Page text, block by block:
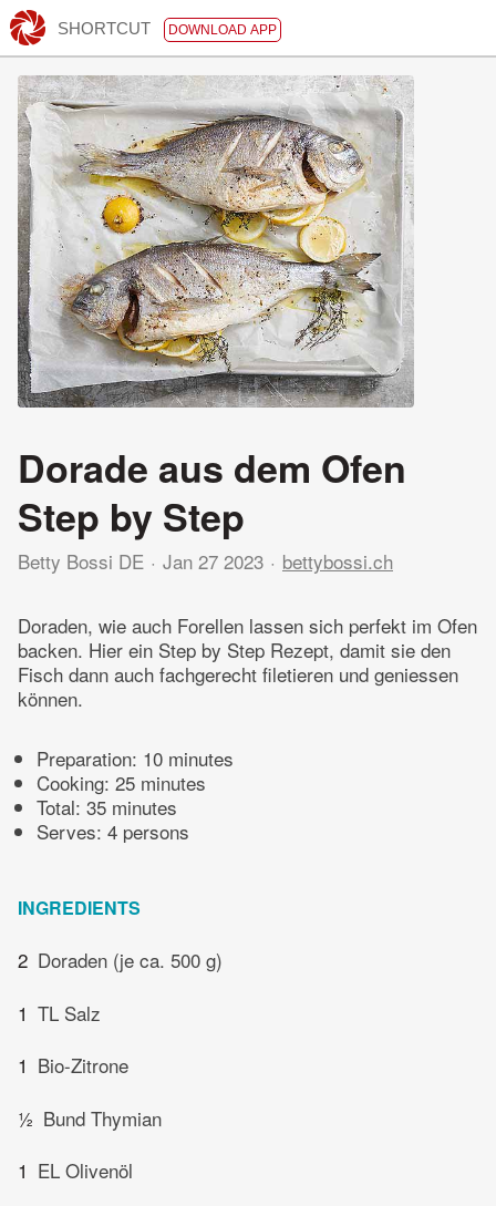
SHORTCUT DOWNLOAD APP
Dorade aus dem Ofen
Step by Step
Betty Bossi DE Jan 27 2023 bettybossi.ch
Doraden, wie auch Forellen lassen sich perfekt im Ofen
backen. Hier ein Step by Step Rezept, damit sie den
Fisch dann auch fachgerecht filetieren und geniessen
können.
Preparation: 10 minutes
Cooking: 25 minutes
Total: 35 minutes
Serves: 4 persons
INGREDIENTS
2 Doraden (je ca. 500 g)
1 TL Salz
1 Bio-Zitrone
½ Bund Thymian
1 EL Olivenöl